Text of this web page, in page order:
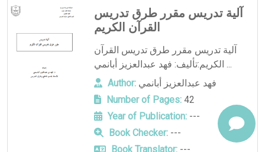
آلية تدريس مقرر طرق تدريس
القرآن الكريم
آلية تدريس مقرر طرق تدريس القرآن
الكريم:تأليف: فهد عبدالعزيز أبانمي ...
Author: فهد عبدالعزيز أبانمي
Number of Pages:42
Year of Publication:---
Book Checker:---
Book Translator:---